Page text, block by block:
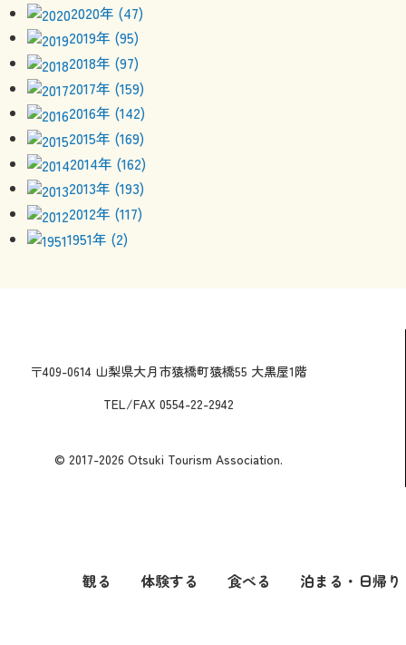
2020年 (47)
2019年 (95)
2018年 (97)
2017年 (159)
2016年 (142)
2015年 (169)
2014年 (162)
2013年 (193)
2012年 (117)
1951年 (2)
〒409-0614 山梨県大月市猿橋町猿橋55 大黒屋1階
TEL/FAX 0554-22-2942
© 2017-2026 Otsuki Tourism Association.
観る 体験する 食べる 泊まる・日帰り